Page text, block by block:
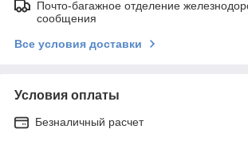
Почто-багажное отделение
сообщения
Все условия доставки
Условия оплаты
Безналичный расчет